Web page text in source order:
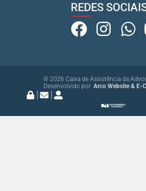
REDES
© 2026 Caixa de Assistência da
Desenvolvido por: Arco Website & E-